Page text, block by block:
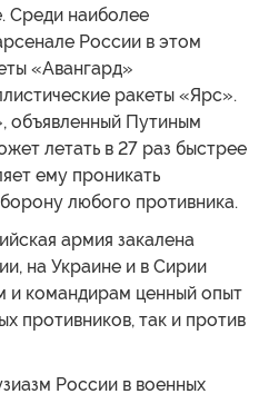
Среди наиболее
России в этом
«Авангард»
ракеты «Ярс».
объявленный Путиным
летать в 27 раз быстрее
ему проникать
любого противника.
армия закалена
на Украине и в Сирии
и командирам ценный опыт
противников, так и против
России в военных